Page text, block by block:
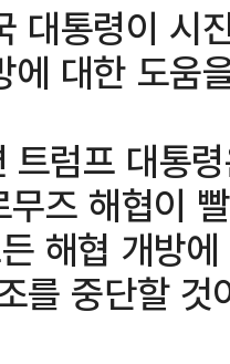
대통령이 시
에 대한 도움
트럼프 대통
즈 해협이
해협 개방
를 중단할